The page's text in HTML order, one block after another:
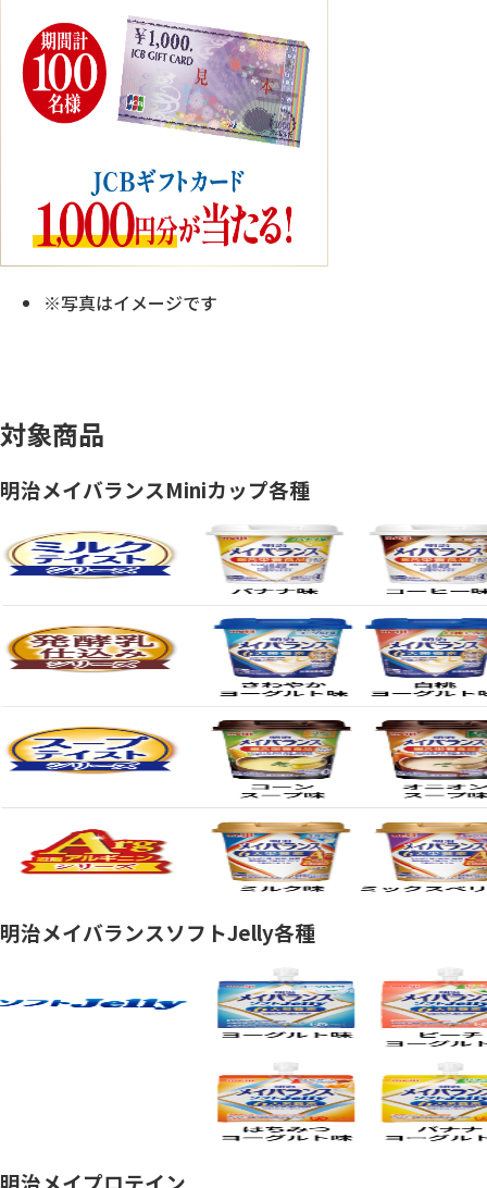
※写真はイメージです
対象商品
明治メイバランスMiniカップ各種
明治メイバランスソフトJelly各種
明治メイプロテイン